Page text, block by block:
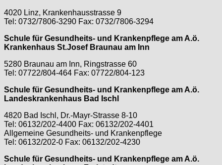
4020 Linz, Krankenhausstrasse 9
Tel: 0732/7806-3290 Fax: 0732/7806-3294
Schule für Gesundheits- und Krankenpflege am A.ö.
Krankenhaus St.Josef Braunau am Inn
5280 Braunau am Inn, Ringstrasse 60
Tel: 07722/804-464 Fax: 07722/804-123
Schule für Gesundheits- und Krankenpflege am A.ö.
Landeskrankenhaus Bad Ischl
4820 Bad Ischl, Dr.-Mayr-Strasse 8-10
Tel: 06132/202-4400 Fax: 06132/202-4401
Allgemeine Gesundheits- und Krankenpflege
Tel: 06132/202-0 Fax: 06132/202-4230
Schule für Gesundheits- und Krankenpflege am A.ö.